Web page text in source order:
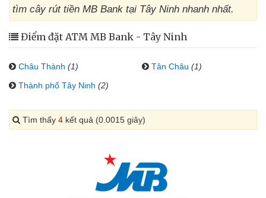
tìm cây rút tiền MB Bank tại Tây Ninh nhanh nhất.
Điểm đặt ATM MB Bank - Tây Ninh
Châu Thành (1) Tân Châu (1)
Thành phố Tây Ninh (2)
Tìm thấy 4 kết quả (0.0015 giây)